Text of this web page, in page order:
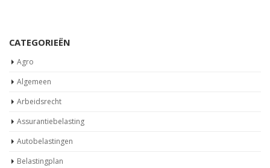
CATEGORIEËN
Agro
Algemeen
Arbeidsrecht
Assurantiebelasting
Autobelastingen
Belastingplan